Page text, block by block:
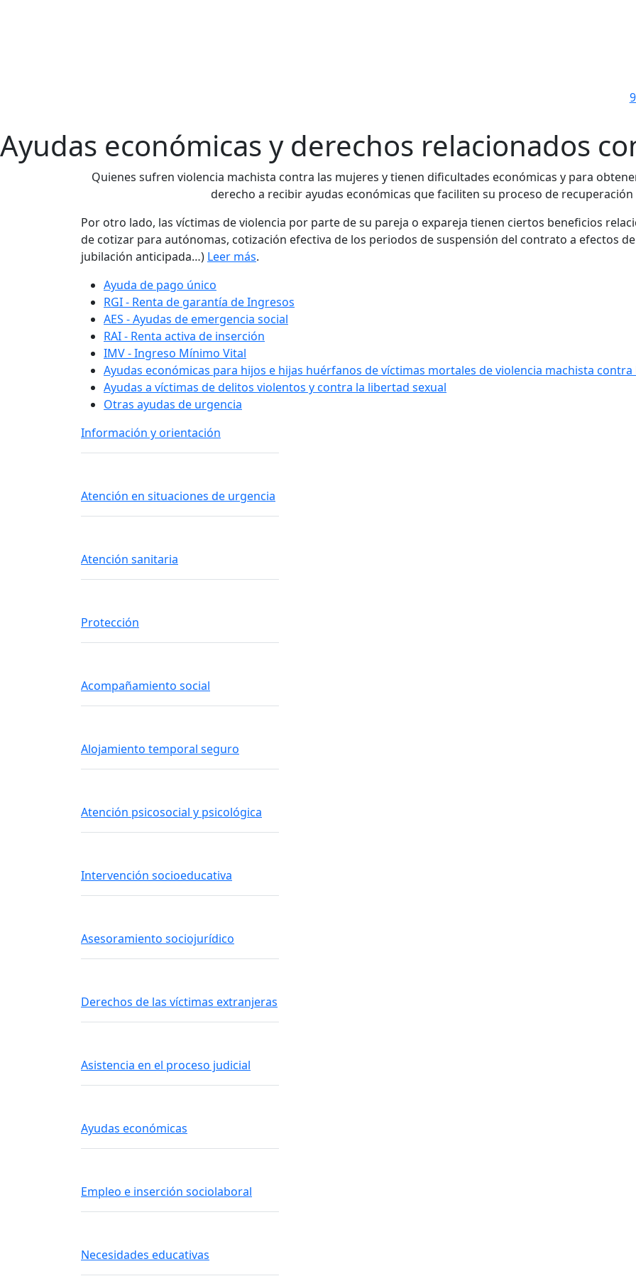
Ayudas económicas y derechos relacionados
Quienes sufren violencia machista contra las mujeres y tienen dificultades económicas y para
derecho a recibir ayudas económicas que faciliten su proceso de
Por otro lado, las víctimas de violencia por parte de su pareja o expareja tienen ciertos beneficios
de cotizar para autónomas, cotización efectiva de los periodos de suspensión del contrato a efectos
jubilación anticipada…) Leer más.
Ayuda de pago único
RGI - Renta de garantía de Ingresos
AES - Ayudas de emergencia social
RAI - Renta activa de inserción
IMV - Ingreso Mínimo Vital
Ayudas económicas para hijos e hijas huérfanos de víctimas mortales de violencia machista
Ayudas a víctimas de delitos violentos y contra la libertad sexual
Otras ayudas de urgencia
Información y orientación
Atención en situaciones de urgencia
Atención sanitaria
Protección
Acompañamiento social
Alojamiento temporal seguro
Atención psicosocial y psicológica
Intervención socioeducativa
Asesoramiento sociojurídico
Derechos de las víctimas extranjeras
Asistencia en el proceso judicial
Ayudas económicas
Empleo e inserción sociolaboral
Necesidades educativas